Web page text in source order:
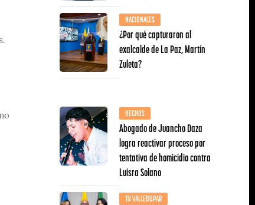
NACIONALES
¿Por qué capturaron al
exalcalde de La Paz, Martín
Zuleta?
HECHOS
Abogado de Juancho Daza
logra reactivar proceso por
tentativa de homicidio contra
Luisra Solano
TU VALLEDUPAR